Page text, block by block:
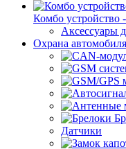
Комбо устройство
Аксессуары
Охрана автомобиля
Датчики